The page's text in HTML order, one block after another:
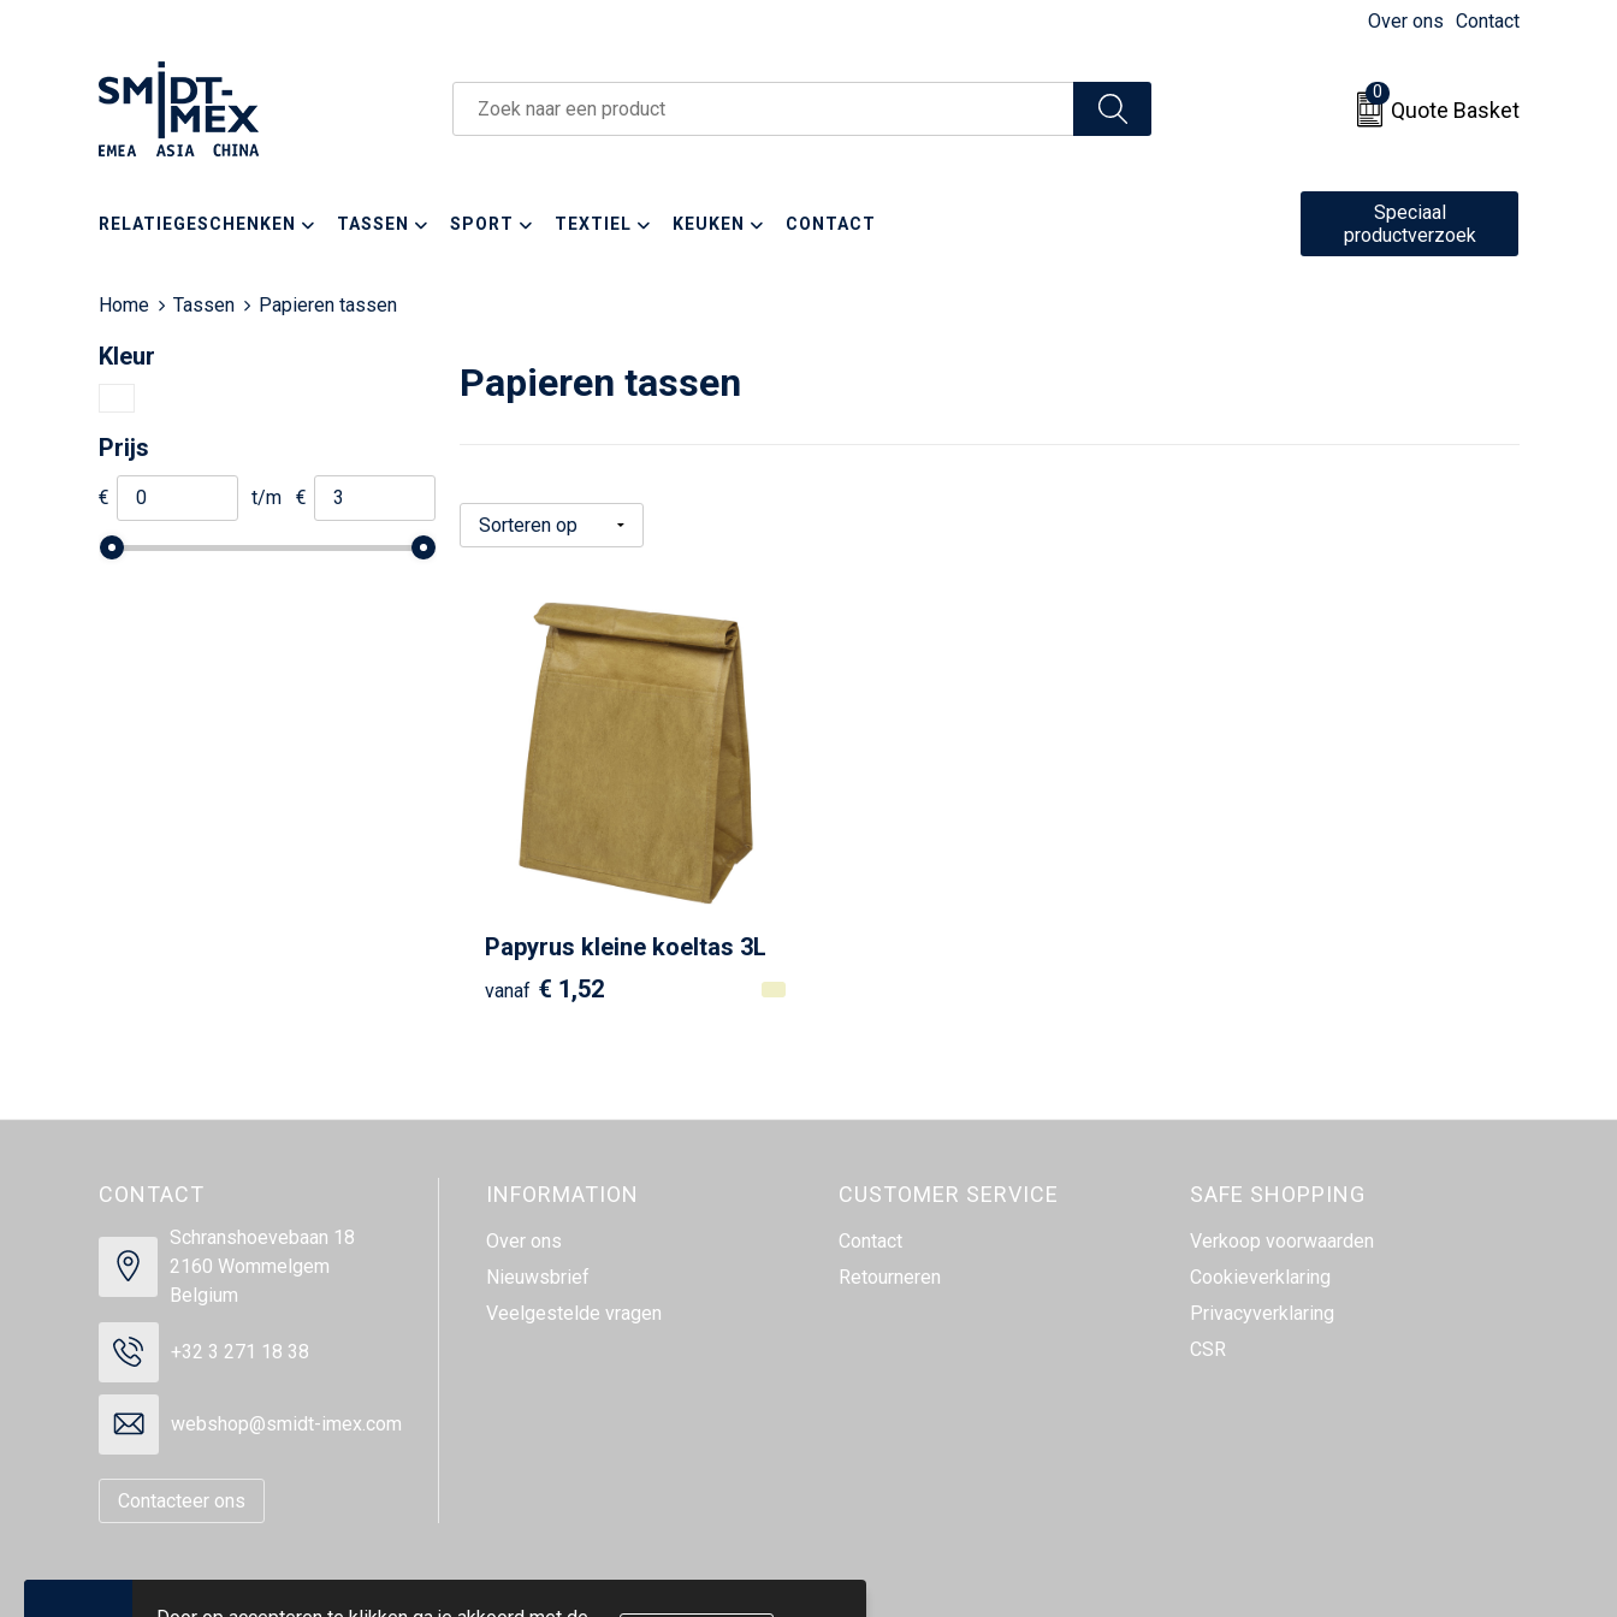
Over ons Contact
0
Quote Basket
RELATIEGESCHENKEN TASSEN SPORT TEXTIEL KEUKEN CONTACT
Speciaal
productverzoek
Home Tassen Papieren tassen
Kleur
Prijs
€ t/m €
Papieren tassen
Papyrus kleine koeltas 3L
vanaf € 1,52
CONTACT
Schranshoevebaan 18
2160 Wommelgem
Belgium
+32 3 271 18 38
webshop@smidt-imex.com
Contacteer ons
INFORMATION
Over ons
Nieuwsbrief
Veelgestelde vragen
CUSTOMER SERVICE
Contact
Retourneren
SAFE SHOPPING
Verkoop voorwaarden
Cookieverklaring
Privacyverklaring
CSR